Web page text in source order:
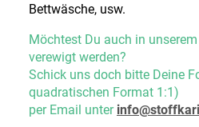
Bettwäsche, usw.
Möchtest Du auch in
verewigt werden?
Schick uns doch bitte Deine
quadratischen Format 1:1)
per Email unter